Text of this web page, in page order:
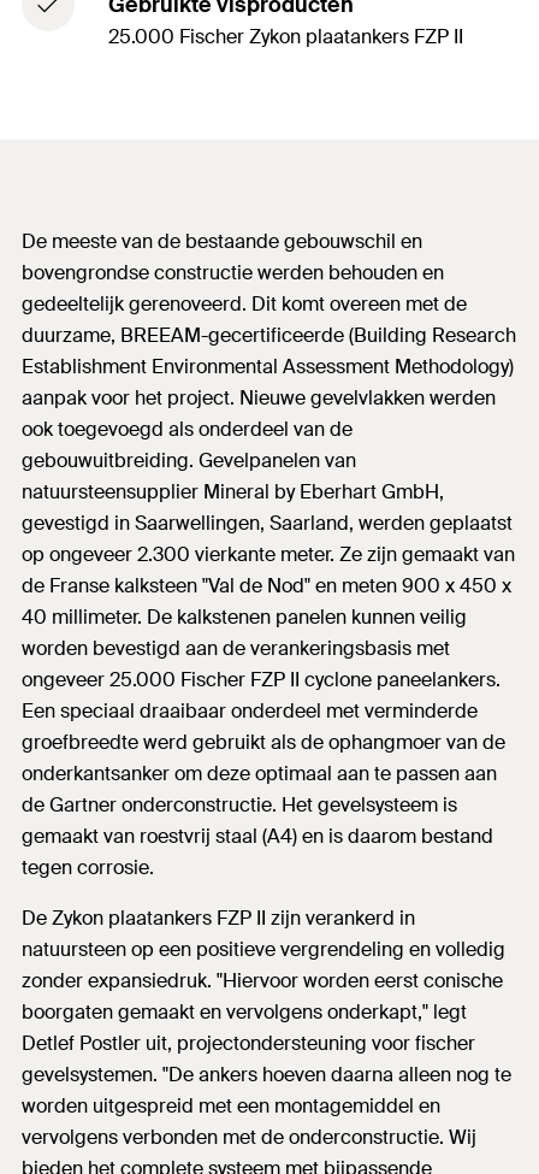
25.000 Fischer Zykon plaatankers FZP II
De meeste van de bestaande gebouwschil en
bovengrondse constructie werden behouden en
gedeeltelijk gerenoveerd. Dit komt overeen met de
duurzame, BREEAM-gecertificeerde (Building Research
Establishment Environmental Assessment Methodology)
aanpak voor het project. Nieuwe gevelvlakken werden
ook toegevoegd als onderdeel van de
gebouwuitbreiding. Gevelpanelen van
natuursteensupplier Mineral by Eberhart GmbH,
gevestigd in Saarwellingen, Saarland, werden geplaatst
op ongeveer 2.300 vierkante meter. Ze zijn gemaakt van
de Franse kalksteen "Val de Nod" en meten 900 x 450 x
40 millimeter. De kalkstenen panelen kunnen veilig
worden bevestigd aan de verankeringsbasis met
ongeveer 25.000 Fischer FZP II cyclone paneelankers.
Een speciaal draaibaar onderdeel met verminderde
groefbreedte werd gebruikt als de ophangmoer van de
onderkantsanker om deze optimaal aan te passen aan
de Gartner onderconstructie. Het gevelsysteem is
gemaakt van roestvrij staal (A4) en is daarom bestand
tegen corrosie.
De Zykon plaatankers FZP II zijn verankerd in
natuursteen op een positieve vergrendeling en volledig
zonder expansiedruk. "Hiervoor worden eerst conische
boorgaten gemaakt en vervolgens onderkapt," legt
Detlef Postler uit, projectondersteuning voor fischer
gevelsystemen. "De ankers hoeven daarna alleen nog te
worden uitgespreid met een montagemiddel en
vervolgens verbonden met de onderconstructie. Wij
bieden het complete systeem met bijpassende